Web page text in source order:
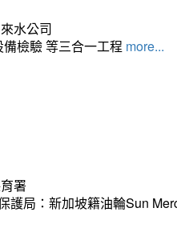
水公司
檢驗 等三合一工程 more...
署
護局：新加坡籍油輪Sun